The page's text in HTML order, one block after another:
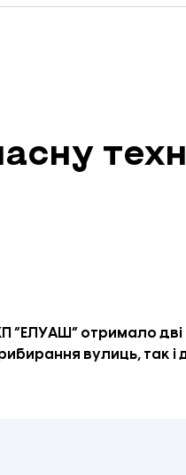
“ЕЛУАШ” отримало дві
вулиць, так і